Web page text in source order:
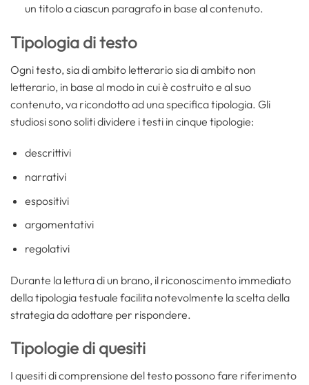
un titolo a ciascun paragrafo in base al contenuto.
Tipologia di testo
Ogni testo, sia di ambito letterario sia di ambito non
letterario, in base al modo in cui è costruito e al suo
contenuto, va ricondotto ad una specifica tipologia. Gli
studiosi sono soliti dividere i testi in cinque tipologie:
descrittivi
narrativi
espositivi
argomentativi
regolativi
Durante la lettura di un brano, il riconoscimento immediato
della tipologia testuale facilita notevolmente la scelta della
strategia da adottare per rispondere.
Tipologie di quesiti
I quesiti di comprensione del testo possono fare riferimento